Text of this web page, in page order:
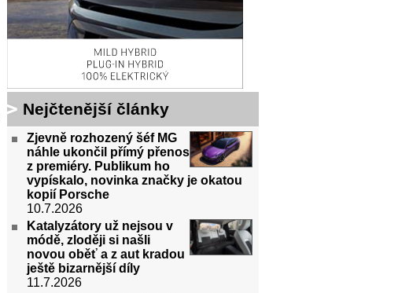
Nejčtenější články
Zjevně rozhozený šéf MG
náhle ukončil přímý přenos
z premiéry. Publikum ho
vypískalo, novinka značky je okatou
kopií Porsche
10.7.2026
Katalyzátory už nejsou v
módě, zloději si našli
novou oběť a z aut kradou
ještě bizarnější díly
11.7.2026